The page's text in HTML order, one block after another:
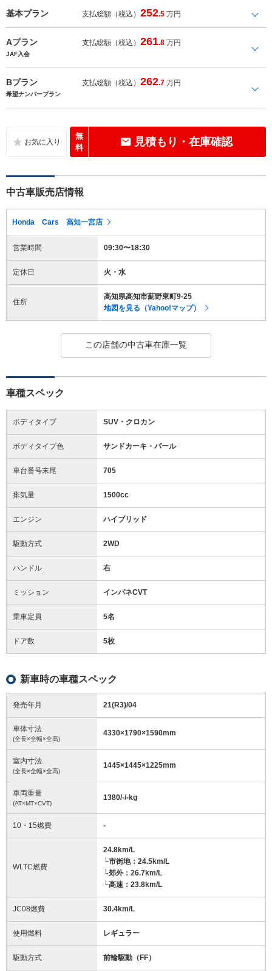
基本プラン 支払総額（税込）252.5 万円
Aプラン 支払総額（税込）261.8 万円
JAF入会
Bプラン 支払総額（税込）262.7 万円
希望ナンバープラン
無
料
見積もり・在庫確認
中古車販売店情報
Honda Cars 高知一宮店
営業時間 09:30〜18:30
定休日 火・水
住所
高知県高知市薊野東町9-25
地図を見る（Yahoo!マップ）
この店舗の中古車在庫一覧
車種スペック
ボディタイプ SUV・クロカン
ボディタイプ色 サンドカーキ・パール
車台番号末尾 705
排気量 1500cc
エンジン ハイブリッド
駆動方式 2WD
ハンドル 右
ミッション インパネCVT
乗車定員 5名
ドア数 5枚
新車時の車種スペック
発売年月 21(R3)/04
車体寸法
(全長×全幅×全高)
4330×1790×1590mm
室内寸法
(全長×全幅×全高)
1445×1445×1225mm
車両重量
(AT×MT×CVT)
1380/-/-kg
10・15燃費 -
WLTC燃費
24.8km/L
└市街地：24.5km/L
└郊外：26.7km/L
└高速：23.8km/L
JC08燃費 30.4km/L
使用燃料 レギュラー
駆動方式 前輪駆動（FF）